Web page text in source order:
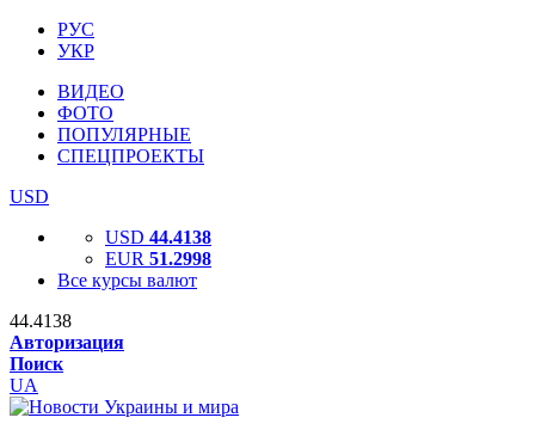
РУС
УКР
ВИДЕО
ФОТО
ПОПУЛЯРНЫЕ
СПЕЦПРОЕКТЫ
USD
USD 44.4138
EUR 51.2998
Все курсы валют
44.4138
Авторизация
Поиск
UA